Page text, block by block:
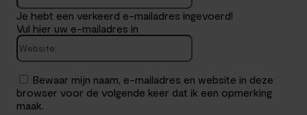
Je hebt een verkeerd e-mailadres ingevoerd!
Vul hier uw e-mailadres in
Website:
Bewaar mijn naam, e-mailadres en website in deze
browser voor de volgende keer dat ik een opmerking
maak.